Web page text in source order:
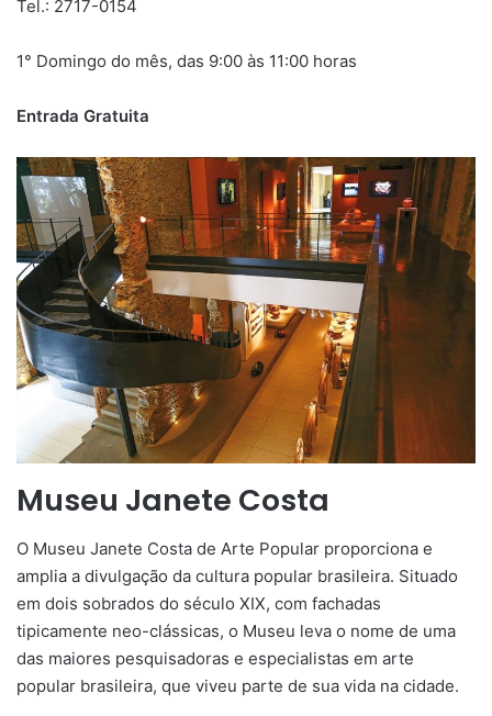
Tel.: 2717-0154
1° Domingo do mês, das 9:00 às 11:00 horas
Entrada Gratuita
Museu Janete Costa
O Museu Janete Costa de Arte Popular proporciona e
amplia a divulgação da cultura popular brasileira. Situado
em dois sobrados do século XIX, com fachadas
tipicamente neo-clássicas, o Museu leva o nome de uma
das maiores pesquisadoras e especialistas em arte
popular brasileira, que viveu parte de sua vida na cidade.